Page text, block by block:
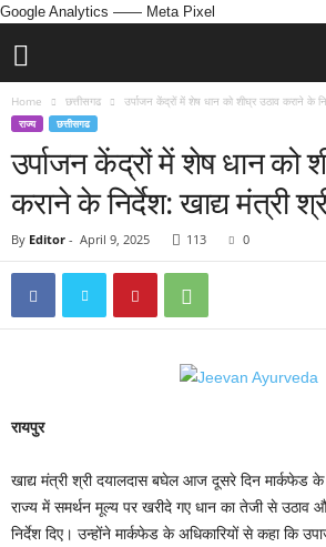
Google Analytics —— Meta Pixel
Home छत्तीसगढ उर्पाजन केंद्रों में शेष धान को शीघ्र उठाव कराने के
राज्य छत्तीसगढ
उर्पाजन केंद्रों में शेष धान को
कराने के निर्देश: खाद्य मंत्री
By Editor - April 9, 2025 113 0
रायपुर
खाद्य मंत्री श्री दयालदास बघेल आज दूसरे दिन मार्कफेड
राज्य में समर्थन मूल्य पर खरीदे गए धान का तेजी से उठाव
निर्देश दिए। उन्होंने मार्कफेड के अधिकारियों से कहा कि